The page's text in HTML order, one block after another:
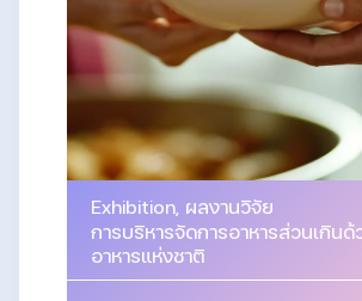
Exhibition, ผลงานวิจัย
การบริหารจัดการอาหารส่วนเกินด้
อาหารแห่งชาติ